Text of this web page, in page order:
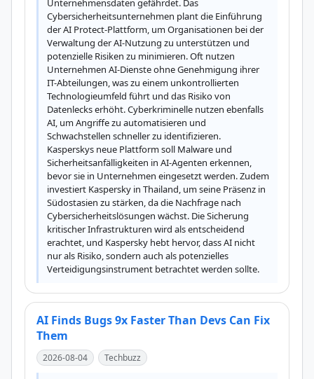
Unternehmensdaten gefährdet. Das
Cybersicherheitsunternehmen plant die Einführung
der AI Protect-Plattform, um Organisationen bei der
Verwaltung der AI-Nutzung zu unterstützen und
potenzielle Risiken zu minimieren. Oft nutzen
Unternehmen AI-Dienste ohne Genehmigung ihrer
IT-Abteilungen, was zu einem unkontrollierten
Technologieumfeld führt und das Risiko von
Datenlecks erhöht. Cyberkriminelle nutzen ebenfalls
AI, um Angriffe zu automatisieren und
Schwachstellen schneller zu identifizieren.
Kasperskys neue Plattform soll Malware und
Sicherheitsanfälligkeiten in AI-Agenten erkennen,
bevor sie in Unternehmen eingesetzt werden. Zudem
investiert Kaspersky in Thailand, um seine Präsenz in
Südostasien zu stärken, da die Nachfrage nach
Cybersicherheitslösungen wächst. Die Sicherung
kritischer Infrastrukturen wird als entscheidend
erachtet, und Kaspersky hebt hervor, dass AI nicht
nur als Risiko, sondern auch als potenzielles
Verteidigungsinstrument betrachtet werden sollte.
AI Finds Bugs 9x Faster Than Devs Can Fix
Them
2026-08-04 Techbuzz